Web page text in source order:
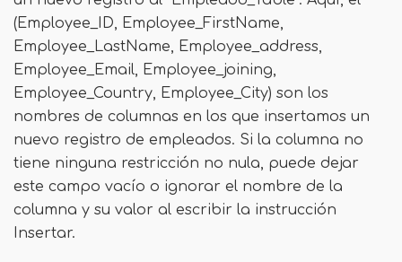
(Employee_ID, Employee_FirstName,
Employee_LastName, Employee_address,
Employee_Email, Employee_joining,
Employee_Country, Employee_City) son los
nombres de columnas en los que insertamos un
nuevo registro de empleados. Si la columna no
tiene ninguna restricción no nula, puede dejar
este campo vacío o ignorar el nombre de la
columna y su valor al escribir la instrucción
Insertar.